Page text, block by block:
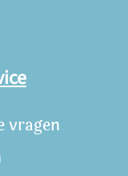
vragen